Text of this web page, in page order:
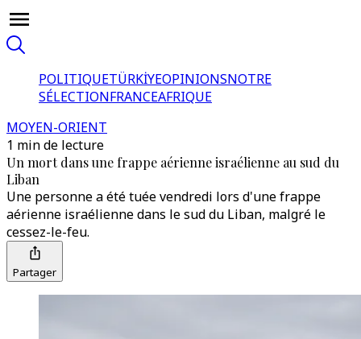
POLITIQUETÜRKİYEOPINIONSNOTRE
SÉLECTIONFRANCEAFRIQUE
MOYEN-ORIENT
1 min de lecture
Un mort dans une frappe aérienne israélienne au sud du
Liban
Une personne a été tuée vendredi lors d'une frappe
aérienne israélienne dans le sud du Liban, malgré le
cessez-le-feu.
Partager